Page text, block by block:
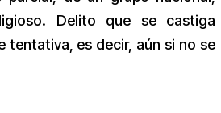
Delito que se castiga
tentativa, es decir, aún si no se